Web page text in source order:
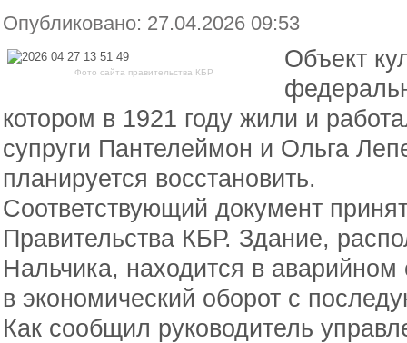
Опубликовано: 27.04.2026 09:53
Фото сайта правительства КБР
Объект
котором в 1921 году жили и
супруги Пантелеймон и Ольга
планируется восстановить.
Соответствующий документ
Правительства КБР. Здание,
Нальчика, находится в аварийном
в экономический оборот с
Как сообщил руководитель